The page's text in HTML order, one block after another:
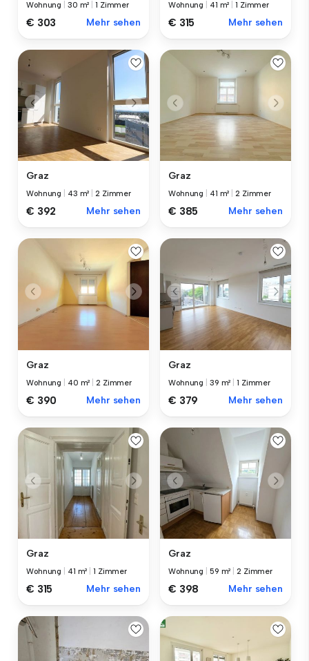
Wohnung 30 m² |1 Zimmer
€ 303 Mehr sehen
Wohnung 41 m² |1 Zimmer
€ 315 Mehr sehen
Graz
Wohnung 43 m² |2 Zimmer
€ 392 Mehr sehen
Graz
Wohnung 41 m² |2 Zimmer
€ 385 Mehr sehen
Graz
Wohnung 40 m² |2 Zimmer
€ 390 Mehr sehen
Graz
Wohnung 39 m² |1 Zimmer
€ 379 Mehr sehen
Graz
Wohnung 41 m² |1 Zimmer
€ 315 Mehr sehen
Graz
Wohnung 59 m² |2 Zimmer
€ 398 Mehr sehen